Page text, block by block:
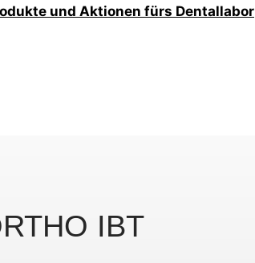
und Aktionen fürs Dentallabor
IBT